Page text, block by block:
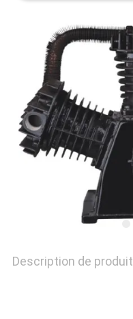
CONTRÔLE
QUALITÉ
CONTACTEZ-
NOUVELLES
Description de produit